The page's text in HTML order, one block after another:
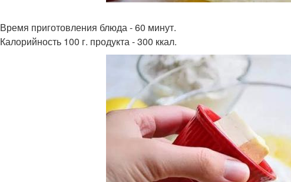
Время приготовления блюда - 60 минут.
Калорийность 100 г. продукта - 300 ккал.